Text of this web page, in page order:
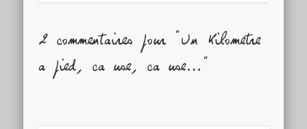
2 commentaires pour "Un kilometre
a pied, ca use, ca use…"